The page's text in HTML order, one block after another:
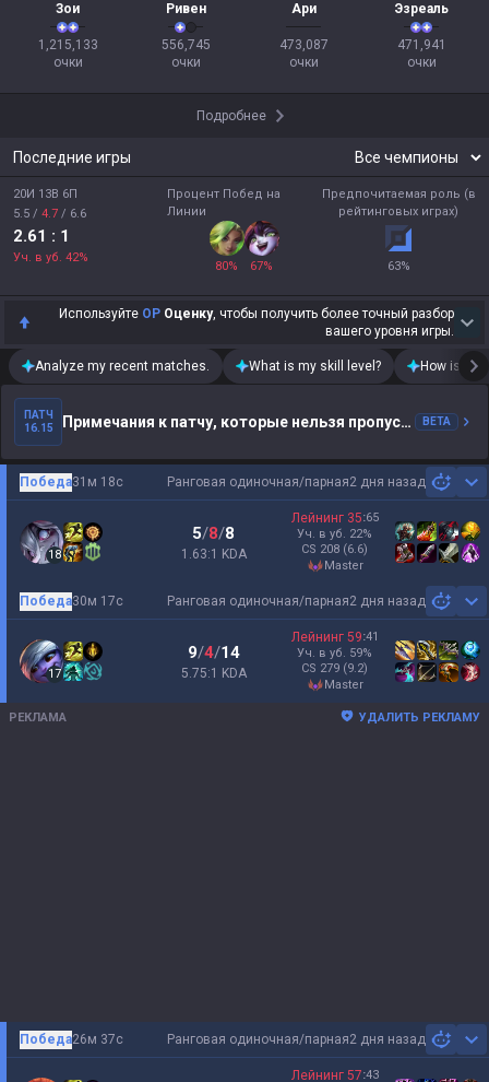
Зои
1,215,133
очки
Ривен
556,745
очки
Ари
473,087
очки
Эзреаль
471,941
очки
Подробнее
Последние игры
20И 13В 6П
5.5 / 4.7 / 6.6
2.61 : 1
Уч. в уб. 42%
Процент Побед на
Линии
80% 67%
Предпочитаемая роль (в
рейтинговых играх)
63%
Используйте OP Оценку, чтобы получить более точный разбор
вашего уровня игры.
Analyze my recent matches. What is my skill level? How is my
ПАТЧ
16.15
Примечания к патчу, которые нельзя пропуститьBETA
Ранговая одиночная/парная2 дня назад
Победа31м 18с
18
5/8/8
1.63:1 KDA
Лейнинг 35:65
Уч. в уб. 22%
CS 208 (6.6)
master
Ранговая одиночная/парная2 дня назад
Победа30м 17с
17
9/4/14
5.75:1 KDA
Лейнинг 59:41
Уч. в уб. 59%
CS 279 (9.2)
master
РЕКЛАМА УДАЛИТЬ РЕКЛАМУ
Ранговая одиночная/парная2 дня назад
Победа26м 37с
Лейнинг 57:43